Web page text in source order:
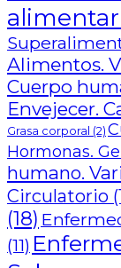
Alimentos.
Cuerpo
Envejecer.
Grasa corporal (2)
Hormonas.
humano.
Circulatorio
(18)
(11)